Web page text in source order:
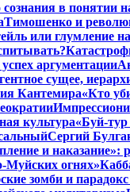
в понятии
Тимошенко и
или глумление
аргументации
сущее,
Кантемира«Кто
культура«Буй-
Сергий
и наказание»:
Муйских огнях»
зомби и